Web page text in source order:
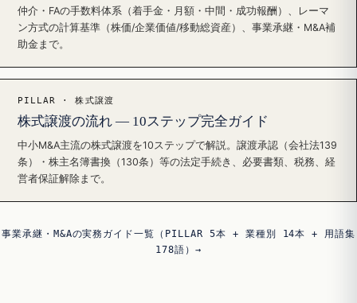
仲介・FAの手数料体系（着手金・月額・中間・成功報酬）、レーマ
ン方式の計算基準（株価/企業価値/移動総資産）、事業承継・M&A補
助金まで。
PILLAR · 株式譲渡
株式譲渡の流れ — 10ステップ完全ガイド
中小M&A主流の株式譲渡を10ステップで解説。譲渡承認（会社法139
条）・株主名簿書換（130条）等の法定手続き、必要書類、税務、経
営者保証解除まで。
事業承継・M&Aの実務ガイド一覧（PILLAR 5本 + 業種別 14本 + 用語集
178語）→